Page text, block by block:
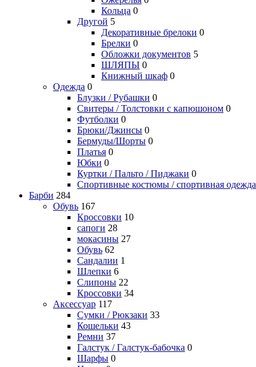
Кольца 0
Другой 5
Декоративные брелоки 0
Брелки 0
Обложки документов 5
ШЛЯПЫ 0
Книжный шкаф 0
Одежда 0
Блузки / Рубашки 0
Свитеры / Толстовки с капюшоном 0
Футболки 0
Брюки/Джинсы 0
Бермуды/Шорты 0
Платья 0
Юбки 0
Куртки / Пальто / Пиджаки 0
Спортивные костюмы / спортивная одежда
Барби 284
Обувь 167
Кроссовки 10
сапоги 28
мокасины 27
Обувь 62
Сандалии 1
Шлепки 6
Слипоны 22
Кроссовки 34
Аксессуар 117
Сумки / Рюкзаки 33
Кошельки 43
Ремни 37
Галстук / Галстук-бабочка 0
Шарфы 0